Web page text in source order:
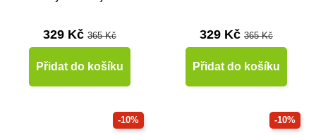
329 Kč 365 Kč
Přidat do košíku
329 Kč 365 Kč
Přidat do košíku
-10% -10%